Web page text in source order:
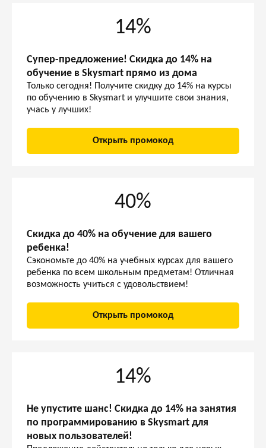
14%
Супер-предложение! Скидка до 14% на
обучение в Skysmart прямо из дома
Только сегодня! Получите скидку до 14% на курсы
по обучению в Skysmart и улучшите свои знания,
учась у лучших!
Открыть промокод
40%
Скидка до 40% на обучение для вашего
ребенка!
Сэкономьте до 40% на учебных курсах для вашего
ребенка по всем школьным предметам! Отличная
возможность учиться с удовольствием!
Открыть промокод
14%
Не упустите шанс! Скидка до 14% на занятия
по программированию в Skysmart для
новых пользователей!